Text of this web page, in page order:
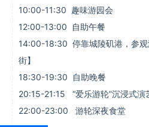
10:00-11:30 趣味游园会
12:00-13:00 自助午餐
14:00-18:30 停靠城陵矶港，参
街】
18:30-19:30 自助晚餐
20:15-21:15 “爱乐游轮”沉浸式演
22:00-23:00 游轮深夜食堂